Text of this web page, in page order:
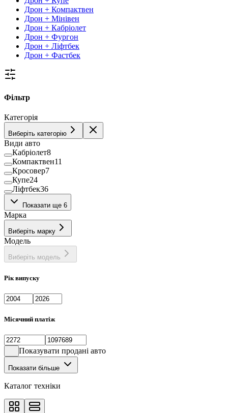
Дрон + Компактвен
Дрон + Мінівен
Дрон + Кабріолет
Дрон + Фургон
Дрон + Ліфтбек
Дрон + Фастбек
Фільтр
Категорія
Виберіть категорію
Види авто
Кабріолет8
Компактвен11
Кросовер7
Купе24
Ліфтбек36
Мінівен
Пікап38
Позашляховик
Фастбек1
Хетчбек133
Показати ще 6
Марка
Виберіть марку
Модель
Виберіть модель
Рік випуску
Місячний платіж
Показувати продані авто
Показати більше
Каталог техніки